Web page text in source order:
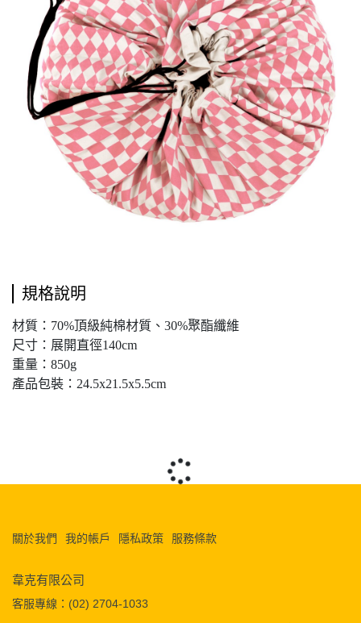
規格說明
材質：70%頂級純棉材質、30%聚酯纖維
尺寸：展開直徑140cm
重量：850g
產品包裝：24.5x21.5x5.5cm
關於我們 我的帳戶 隱私政策 服務條款
韋克有限公司
客服專線：(02) 2704-1033